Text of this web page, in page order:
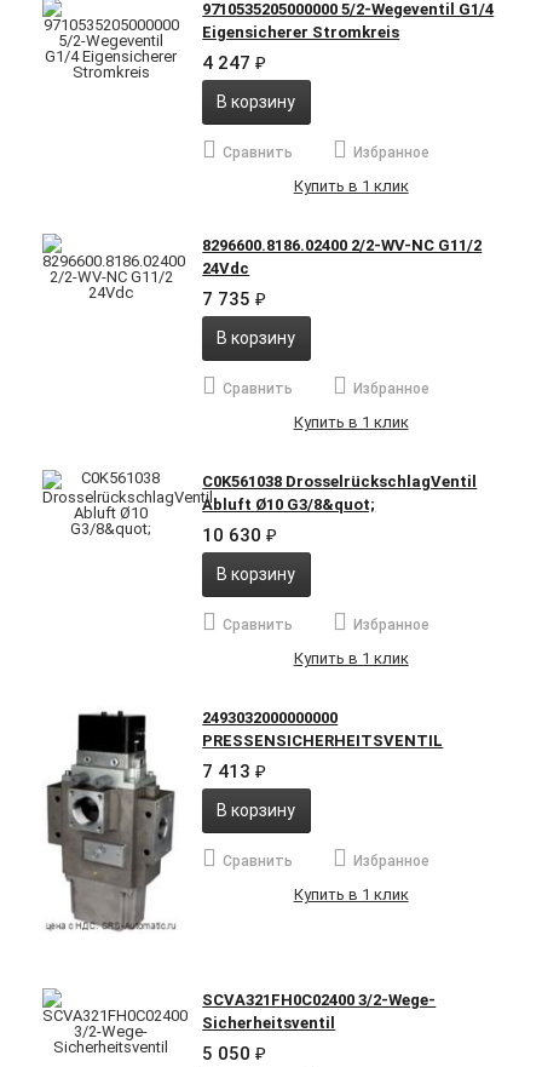
9710535205000000 5/2-Wegeventil G1/4
Eigensicherer Stromkreis
4 247₽
В корзину
Сравнить Избранное
Купить в 1 клик
8296600.8186.02400 2/2-WV-NC G11/2
24Vdc
7 735₽
В корзину
Сравнить Избранное
Купить в 1 клик
C0K561038 DrosselrückschlagVentil
Abluft Ø10 G3/8&quot;
10 630₽
В корзину
Сравнить Избранное
Купить в 1 клик
2493032000000000
PRESSENSICHERHEITSVENTIL
7 413₽
В корзину
Сравнить Избранное
Купить в 1 клик
SCVA321FH0C02400 3/2-Wege-
Sicherheitsventil
5 050₽